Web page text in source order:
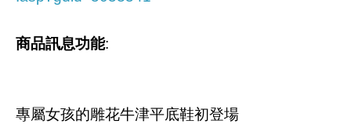
商品訊息功能:
專屬女孩的雕花牛津平底鞋初登場